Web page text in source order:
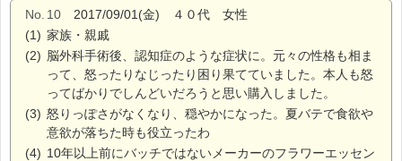
No. 10 2017/09/01(金) ４０代 女性
(1) 家族・親戚
(2) 脳外科手術後、認知症のような症状に。元々の性格も相ま
って、怒ったりなじったり困り果てていました。本人も怒
ってばかりでしんどいだろうと思い購入しました。
(3) 怒りっぽさがなくなり、穏やかになった。夏バテで食欲や
意欲が落ちた時も役立ったわ
(4) 10年以上前にバッチではないメーカーのフラワーエッセン